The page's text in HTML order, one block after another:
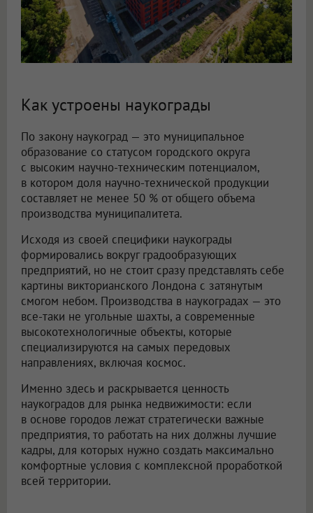
Как устроены наукограды
По закону наукоград — это муниципальное
образование со статусом городского округа
с высоким научно-техническим потенциалом,
в котором доля научно-технической продукции
составляет не менее 50 % от общего объема
производства муниципалитета.
Исходя из своей специфики наукограды
формировались вокруг градообразующих
предприятий, но не стоит сразу представлять себе
картины викторианского Лондона с затянутым
смогом небом. Производства в наукоградах — это
все-таки не угольные шахты, а современные
высокотехнологичные объекты, которые
специализируются на самых передовых
направлениях, включая космос.
Именно здесь и раскрывается ценность
наукоградов для рынка недвижимости: если
в основе городов лежат стратегически важные
предприятия, то работать на них должны лучшие
кадры, для которых нужно создать максимально
комфортные условия с комплексной проработкой
всей территории.